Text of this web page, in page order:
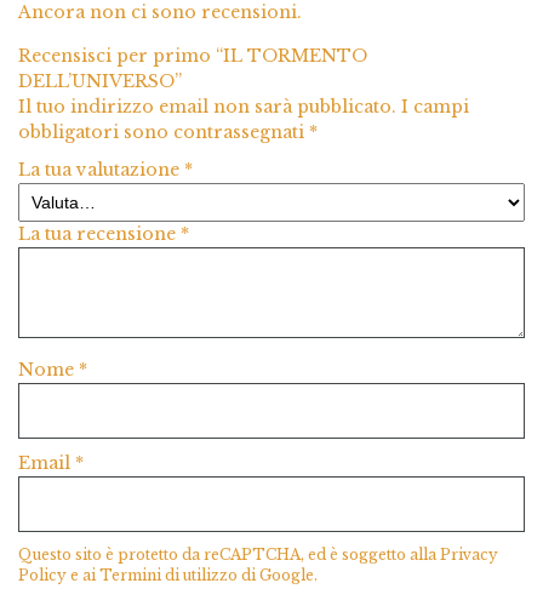
Ancora non ci sono recensioni.
Recensisci per primo “IL TORMENTO
DELL’UNIVERSO”
Il tuo indirizzo email non sarà pubblicato. I campi
obbligatori sono contrassegnati *
La tua valutazione *
La tua recensione *
Nome *
Email *
Questo sito è protetto da reCAPTCHA, ed è soggetto allaPrivacy
Policy e aiTermini di utilizzo di Google.